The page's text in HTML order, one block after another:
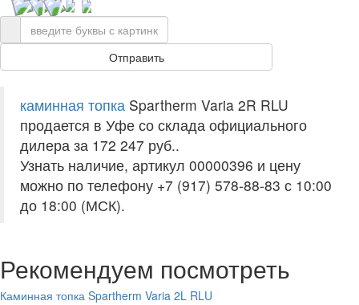
каминная топка Spartherm Varia 2R RLU
продается в Уфе со склада официального
дилера за 172 247 руб..
Узнать наличие, артикул 00000396 и цену
можно по телефону +7 (917) 578-88-83 с 10:00
до 18:00 (МСК).
Рекомендуем посмотреть
Каминная топка Spartherm Varia 2L RLU